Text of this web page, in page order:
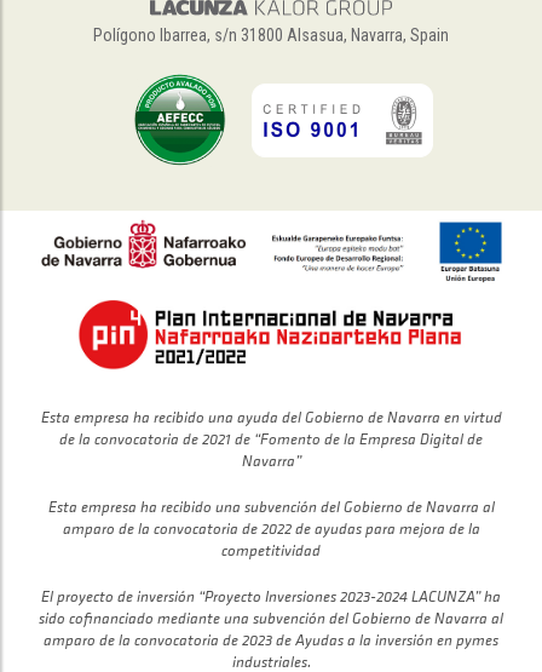
Polígono Ibarrea, s/n 31800 Alsasua, Navarra, Spain
Esta empresa ha recibido una ayuda del Gobierno de Navarra en virtud
de la convocatoria de 2021 de “Fomento de la Empresa Digital de
Navarra”
Esta empresa ha recibido una subvención del Gobierno de Navarra al
amparo de la convocatoria de 2022 de ayudas para mejora de la
competitividad
El proyecto de inversión “Proyecto Inversiones 2023-2024 LACUNZA” ha
sido cofinanciado mediante una subvención del Gobierno de Navarra al
amparo de la convocatoria de 2023 de Ayudas a la inversión en pymes
industriales.